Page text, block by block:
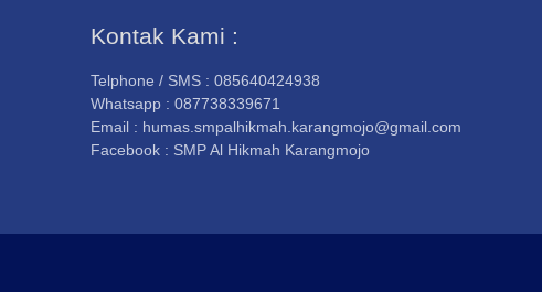
Kontak Kami :
Telphone / SMS : 085640424938
Whatsapp : 087738339671
Email : humas.smpalhikmah.karangmojo@gmail.com
Facebook : SMP Al Hikmah Karangmojo